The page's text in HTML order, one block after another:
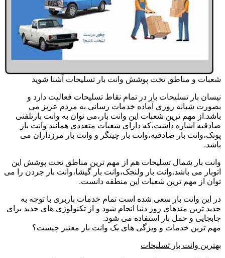
شعبات و مناطق تخت پوشش وانت بار تسلیحات آشنا شوید
نیسان بار تسلیحات بار در تمام نقاط تسلیحات فعالیت دارد و
بصورت شبانه روزی آماده خدمات رسانی به مردم عزیز می
باشد.از مهم ترین شعبات این وانت بار،می توان به وانت بارتلفنی
صادقیه اشاره داشت،که دارای شعبات متعددی همانند وانت بار
پونک،وانت بار صادقیه،وانت بار چیتگر و وانت بار مرزداران می
باشد.
وانت بار شمال تسلیحات هم از مهم ترین مناطق تحت پوشش این
اتوبار می باشد.وانت بار ولنجک،وانت بار گیشا،وانت بار جردن را می
توان از مهم ترین شعبات این منطقه دانست.
در این وانت بار سعی شده است تمام خدمات باربری با توجه به
جدید ترین متدهای روز دنیا انجام شود و از تکنولوژی های جدید برای
جابجایی و حمل بار استفاده می شود.
مهم ترین خدمات و ویژگی های یک وانت بار معتبر چیست؟
بهترین وانت بار تسلیحات